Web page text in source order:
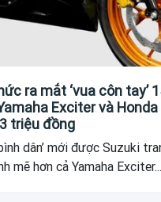
ra mắt ‘vua côn tay’
Exciter và Honda
triệu đồng
dân’ mới được Suzuki
mẽ hơn cả Yamaha Exciter...